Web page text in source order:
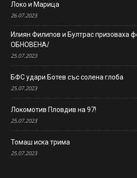
Локо и Марица
26.07.2023
Илиян Филипов и Бултрас призоваха
ОБНОВЕНА/
25.07.2023
БФС удари Ботев със солена глоба
25.07.2023
Локомотив Пловдив на 97!
25.07.2023
Томаш иска трима
25.07.2023